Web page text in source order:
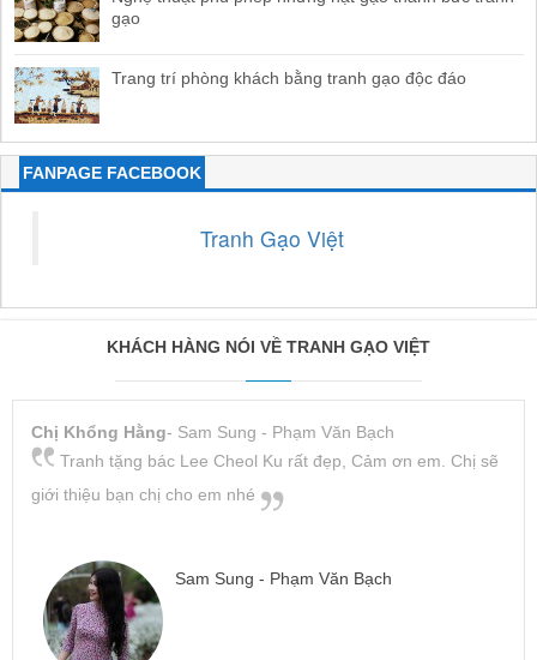
gạo
Trang trí phòng khách bằng tranh gạo độc đáo
FANPAGE FACEBOOK
Tranh Gạo Việt
KHÁCH HÀNG NÓI VỀ TRANH GẠO VIỆT
Chị Khổng Hằng- Sam Sung - Phạm Văn Bạch
Tranh tặng bác Lee Cheol Ku rất đẹp, Cảm ơn em. Chị sẽ
giới thiệu bạn chị cho em nhé
Sam Sung - Phạm Văn Bạch